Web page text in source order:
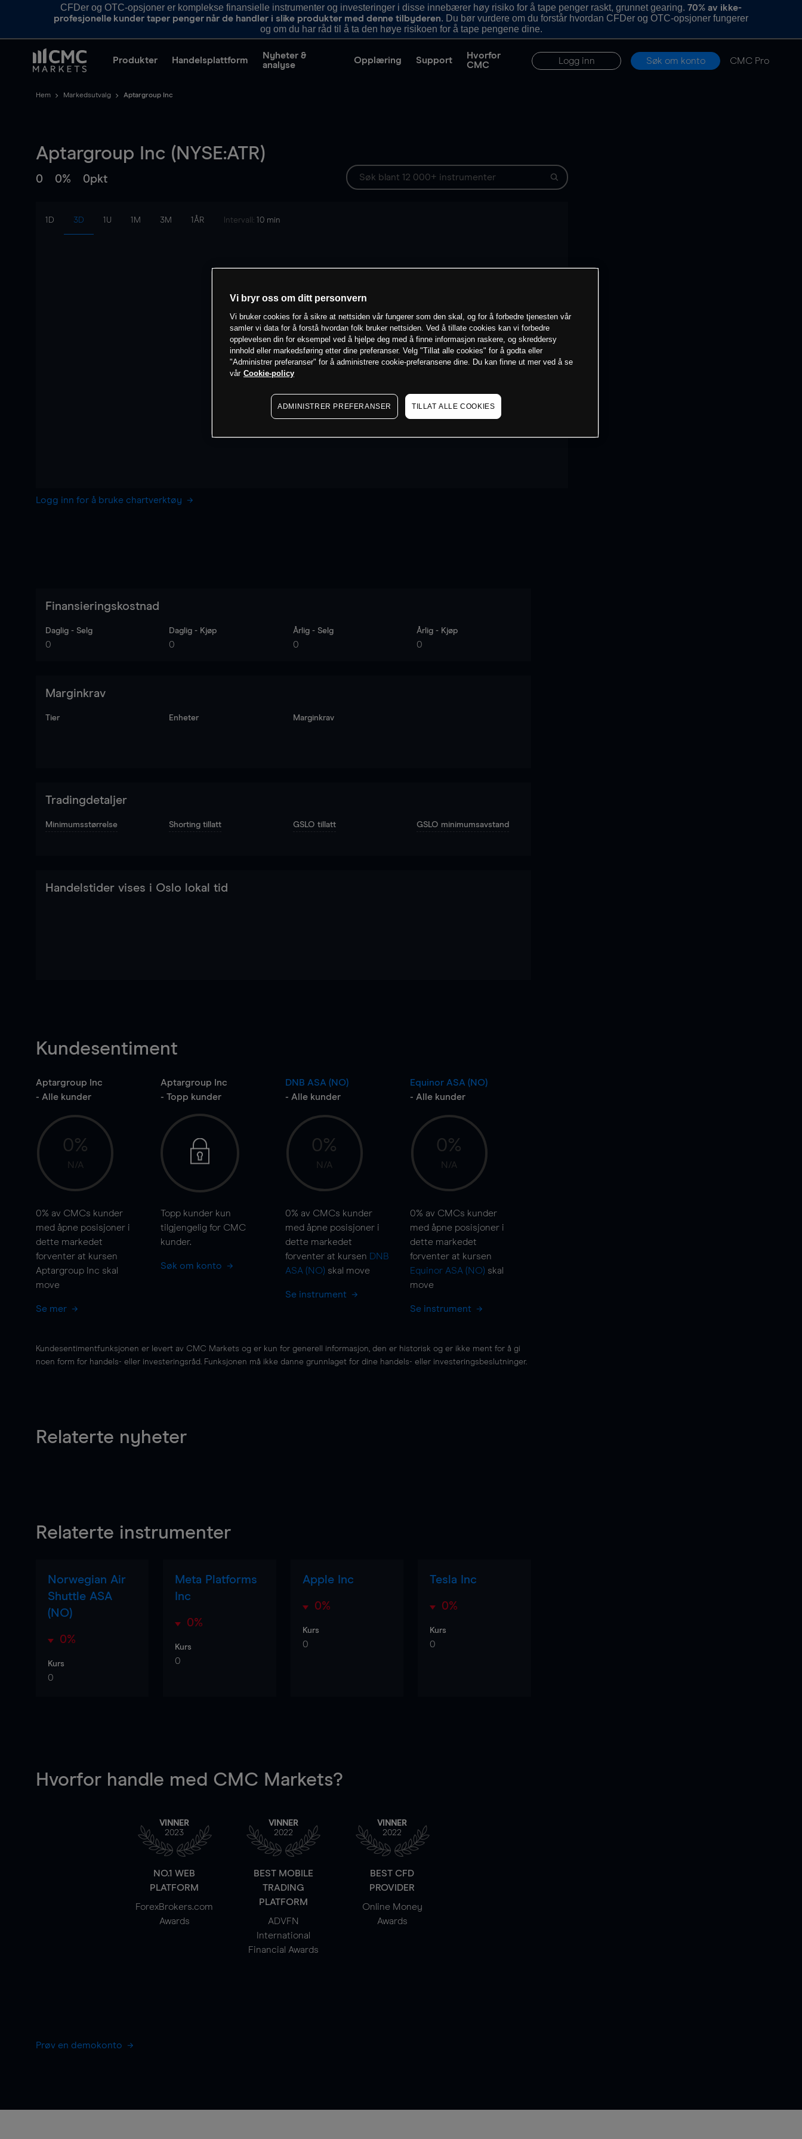
CFDer og OTC-opsjoner er komplekse finansielle instrumenter og investeringer i disse innebærer høy risiko for å tape penger raskt, grunnet gearing.70% av ikke-
profesjonelle kunder taper penger når de handler i slike produkter med denne tilbyderen. Du bør vurdere om du forstår hvordan CFDer og OTC-opsjoner fungerer
og om du har råd til å ta den høye risikoen for å tape pengene dine.
Produkter Handelsplattform
Nyheter &
analyse
Opplæring Support
Hvorfor
CMC
Logg inn Søk om konto CMC Pro
Hem Markedsutvalg Aptargroup Inc
Aptargroup Inc (NYSE:ATR)
0 0% 0pkt
1D 3D 1U 1M 3M 1ÅR Intervall: 10 min
Logg inn for å bruke chartverktøy
Finansieringskostnad
Daglig - Selg
0
Daglig - Kjøp
0
Årlig - Selg
0
Årlig - Kjøp
0
Marginkrav
Tier Enheter Marginkrav
Tradingdetaljer
Minimumsstørrelse Shorting tillatt GSLO tillatt GSLO minimumsavstand
Handelstider vises i Oslo lokal tid
Kundesentiment
Aptargroup Inc
- Alle kunder
0%
N/A
0% av CMCs kunder
med åpne posisjoner i
dette markedet
forventer at kursen
Aptargroup Inc skal
move
Se mer
Aptargroup Inc
- Topp kunder
Topp kunder kun
tilgjengelig for CMC
kunder.
Søk om konto
DNB ASA (NO)
- Alle kunder
0%
N/A
0% av CMCs kunder
med åpne posisjoner i
dette markedet
forventer at kursen DNB
ASA (NO) skal move
Se instrument
Equinor ASA (NO)
- Alle kunder
0%
N/A
0% av CMCs kunder
med åpne posisjoner i
dette markedet
forventer at kursen
Equinor ASA (NO) skal
move
Se instrument
Kundesentimentfunksjonen er levert av CMC Markets og er kun for generell informasjon, den er historisk og er ikke ment for å gi
noen form for handels- eller investeringsråd. Funksjonen må ikke danne grunnlaget for dine handels- eller investeringsbeslutninger.
Relaterte nyheter
Relaterte instrumenter
Norwegian Air
Shuttle ASA
(NO)
0%
Kurs
0
Meta Platforms
Inc
0%
Kurs
0
Apple Inc
0%
Kurs
0
Tesla Inc
0%
Kurs
0
Hvorfor handle med CMC Markets?
VINNER
2023
NO.1 WEB
PLATFORM
ForexBrokers.com
Awards
VINNER
2022
BEST MOBILE
TRADING
PLATFORM
ADVFN
International
Financial Awards
VINNER
2022
BEST CFD
PROVIDER
Online Money
Awards
Prøv en demokonto
Vi bryr oss om ditt personvern
Vi bruker cookies for å sikre at nettsiden vår fungerer som den skal, og for å forbedre tjenesten vår
samler vi data for å forstå hvordan folk bruker nettsiden. Ved å tillate cookies kan vi forbedre
opplevelsen din for eksempel ved å hjelpe deg med å finne informasjon raskere, og skreddersy
innhold eller markedsføring etter dine preferanser. Velg "Tillat alle cookies" for å godta eller
"Administrer preferanser" for å administrere cookie-preferansene dine. Du kan finne ut mer ved å se
vår Cookie-policy
ADMINISTRER PREFERANSER TILLAT ALLE COOKIES